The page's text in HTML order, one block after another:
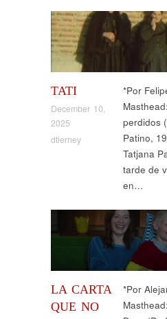
TATI
December 10,
2025
dtierney
*Por
perdidos
Patino,
Tatjana
tarde de
en…
LA CARTA
QUE NO
*Por